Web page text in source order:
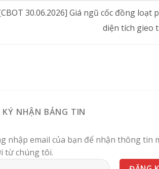
30.06.2026] Giá ngũ cốc đồng loạt
diện tích gieo
NHẬN BẢNG TIN
nhập email của bạn để nhận thông tin
từ chúng tôi.